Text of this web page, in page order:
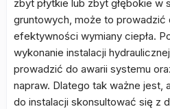
zbyt płytkie lub zbyt głębokie w
gruntowych, może to prowadzić
efektywności wymiany ciepła.
wykonanie instalacji
prowadzić do awarii systemu
napraw. Dlatego tak ważne jest,
do instalacji skonsultować się z